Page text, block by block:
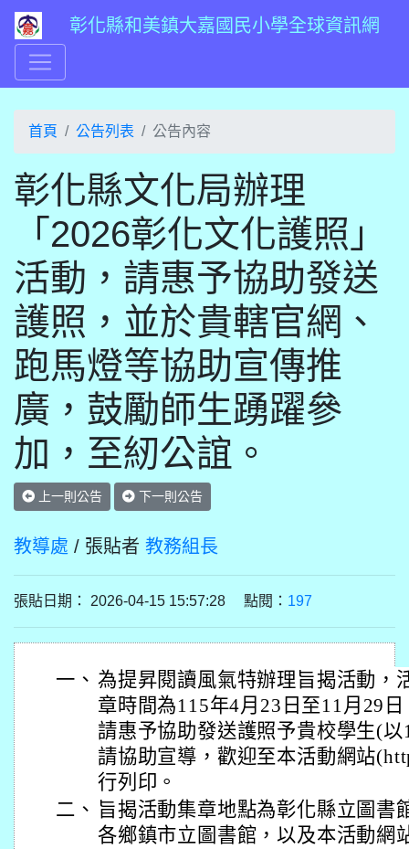
彰化縣和美鎮大嘉國民小學全球資訊網
首頁 公告列表 公告內容
彰化縣文化局辦理
「2026彰化文化護照」
活動，請惠予協助發送
護照，並於貴轄官網、
跑馬燈等協助宣傳推
廣，鼓勵師生踴躍參
加，至紉公誼。
上一則公告 下一則公告
教導處 / 張貼者 教務組長
張貼日期： 2026-04-15 15:57:28 點閱： 197
一、 為提昇閱讀風氣特辦理旨揭活動，
章時間為115年4月23日至11月29
請惠予協助發送護照予貴校學生(
請協助宣導，歡迎至本活動網站
行列印。
二、 旨揭活動集章地點為彰化縣立圖書
各鄉鎮市立圖書館，以及本活動網